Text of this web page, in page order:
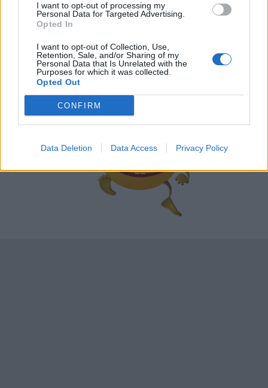
I want to opt-out of processing my
Personal Data for Targeted Advertising.
Opted In
I want to opt-out of Collection, Use,
Retention, Sale, and/or Sharing of my
Personal Data that Is Unrelated with the
Purposes for which it was collected.
Opted Out
CONFIRM
Data Deletion Data Access Privacy Policy
esetében már meglehetősen nagy a bizonytalanság.
A fent látható települések (Budapest) szerinti
előrejelzés az elmúlt 100 év időjárási adatain, az aktuális
számokon, előrejelzéseken és matematikai
valószínűségszámításon alapulnak és egyfajta irányjelzőként
szolgálhatnak a programok tervezésekor.